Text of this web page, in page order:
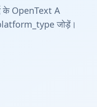
के OpenText A
जोड़ें।